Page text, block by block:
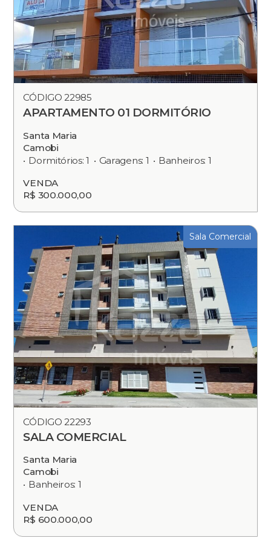
CÓDIGO 22985
APARTAMENTO 01 DORMITÓRIO
Santa Maria
Camobi
Dormitórios: 1
Garagens: 1
Banheiros: 1
VENDA
R$ 300.000,00
Sala Comercial
CÓDIGO 22293
SALA COMERCIAL
Santa Maria
Camobi
Banheiros: 1
VENDA
R$ 600.000,00